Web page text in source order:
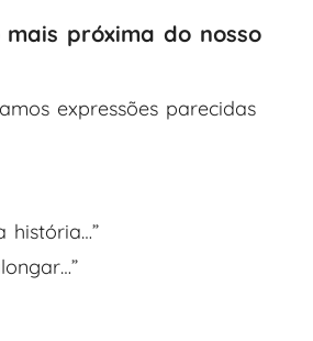
próxima do nosso
expressões parecidas
história…”